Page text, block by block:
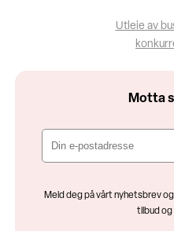
Utleie av
Motta
Meld deg på vårt nyhetsbrev
tilbud